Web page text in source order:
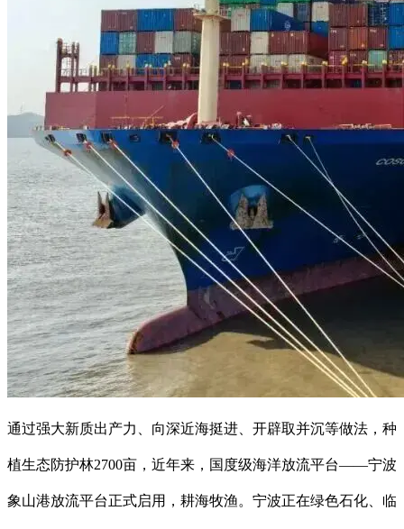
通过强大新质出产力、向深近海挺进、开辟取并沉等做法，种
植生态防护林2700亩，近年来，国度级海洋放流平台——宁波
象山港放流平台正式启用，耕海牧渔。宁波正在绿色石化、临